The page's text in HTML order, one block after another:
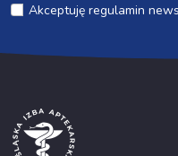
Akceptuję regulamin